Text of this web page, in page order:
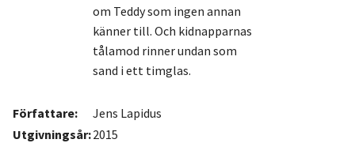
om Teddy som ingen annan
känner till. Och kidnapparnas
tålamod rinner undan som
sand i ett timglas.
Författare:
Jens Lapidus
Utgivningsår:2015